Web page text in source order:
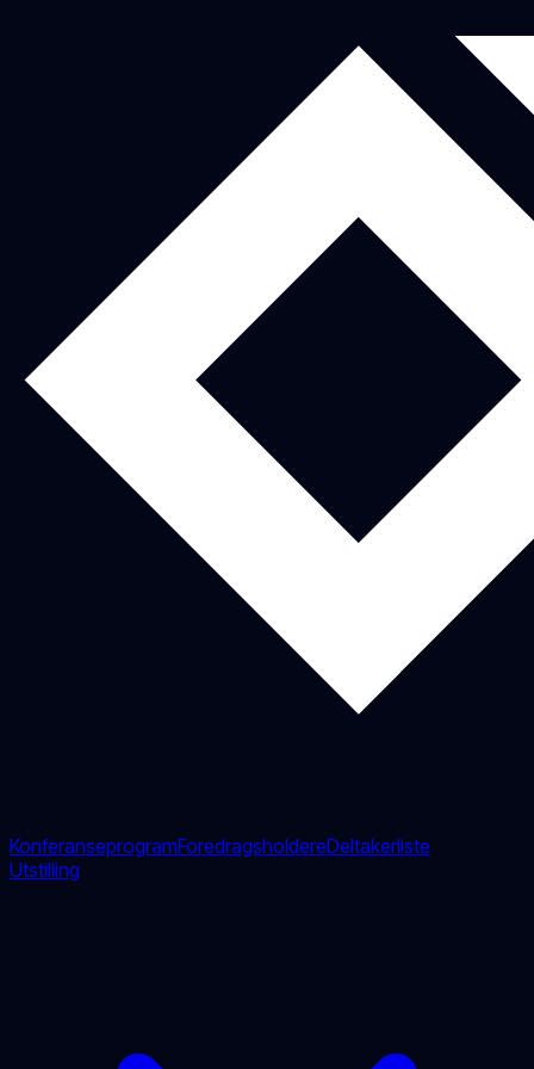
KonferanseprogramForedragsholdereDeltakerliste
Utstilling